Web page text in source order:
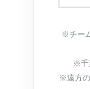
※チー
※千
※遠方